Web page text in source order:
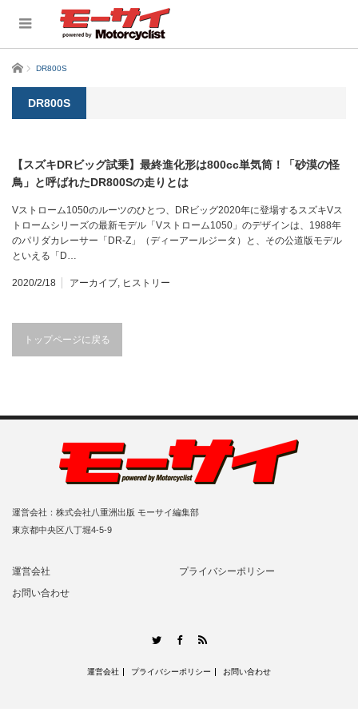
ホーム DR800S
DR800S
【スズキDRビッグ試乗】最終進化形は800cc単気筒！「砂漠の怪
鳥」と呼ばれたDR800Sの走りとは
Vストローム1050のルーツのひとつ、DRビッグ2020年に登場するスズキVス
トロームシリーズの最新モデル「Vストローム1050」のデザインは、1988年
のパリダカレーサー「DR-Z」（ディーアールジータ）と、その公道版モデル
といえる「D…
2020/2/18 アーカイブ, ヒストリー
トップページに戻る
運営会社：株式会社八重洲出版 モーサイ編集部
東京都中央区八丁堀4-5-9
運営会社
プライバシーポリシー
お問い合わせ
TwitterFacebook
運営会社 プライバシーポリシー お問い合わせ